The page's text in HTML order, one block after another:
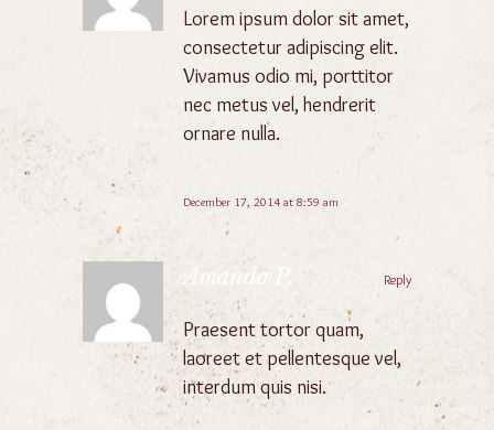
Lorem ipsum dolor sit amet,
consectetur adipiscing elit.
Vivamus odio mi, porttitor
nec metus vel, hendrerit
ornare nulla.
December 17, 2014 at 8:59 am
Amanda P. Reply
Praesent tortor quam,
laoreet et pellentesque vel,
interdum quis nisi.